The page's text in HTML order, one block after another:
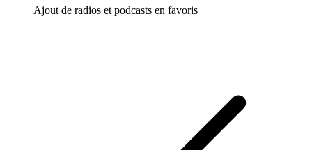
Ajout de radios et podcasts en favoris